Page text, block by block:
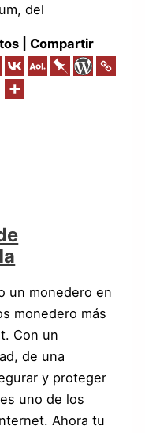
del
| Compartir
un monedero en
monedero más
Con un
de una
y proteger
uno de los
Ahora tu